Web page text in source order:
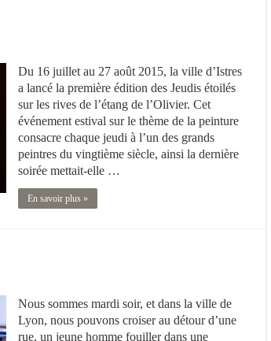
Du 16 juillet au 27 août 2015, la ville d’Istres
a lancé la première édition des Jeudis étoilés
sur les rives de l’étang de l’Olivier. Cet
événement estival sur le thème de la peinture
consacre chaque jeudi à l’un des grands
peintres du vingtième siècle, ainsi la dernière
soirée mettait-elle …
En savoir plus »
Nous sommes mardi soir, et dans la ville de
Lyon, nous pouvons croiser au détour d’une
rue, un jeune homme fouiller dans une